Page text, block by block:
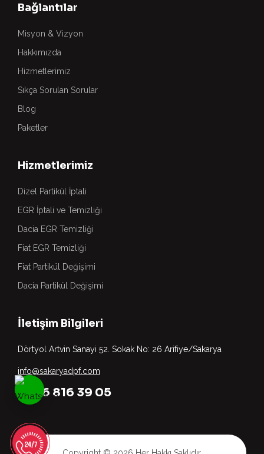
Bağlantılar
Misyon & Vizyon
Hakkımızda
Hizmetlerimiz
Sıkça Sorulan Sorular
Blog
Paketler
Hizmetlerimiz
Dizel Partikül İptali
EGR İptali ve Temizliği
Dacia EGR Temizliği
Fiat EGR Temizliği
Fiat Partikül Değişimi
Dacia Partikül Değişimi
İletişim Bilgileri
Dörtyol Artvin Sanayi 52. Sokak No: 26 Arifiye/Sakarya
0536 816 39 05
info@sakaryadpf.com